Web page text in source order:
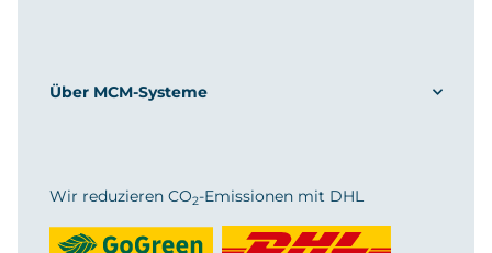
Über MCM-Systeme
Wir reduzieren CO2-Emissionen mit DHL